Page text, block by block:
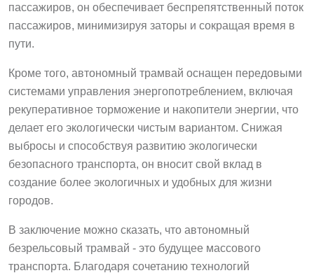
пассажиров, он обеспечивает беспрепятственный поток
пассажиров, минимизируя заторы и сокращая время в
пути.
Кроме того, автономный трамвай оснащен передовыми
системами управления энергопотреблением, включая
рекуперативное торможение и накопители энергии, что
делает его экологически чистым вариантом. Снижая
выбросы и способствуя развитию экологически
безопасного транспорта, он вносит свой вклад в
создание более экологичных и удобных для жизни
городов.
В заключение можно сказать, что автономный
безрельсовый трамвай - это будущее массового
транспорта. Благодаря сочетанию технологий